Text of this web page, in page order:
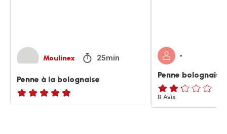
Moulinex 25min
Penne à la bolognaise
ratings.NaN
-
Penne bolognaise
ratings.2.2
8 Avis